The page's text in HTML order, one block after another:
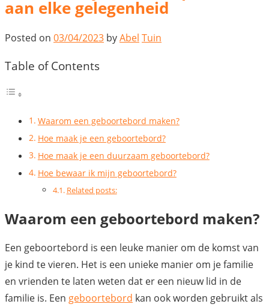
aan elke gelegenheid
Posted on 03/04/2023 byAbel Tuin
Table of Contents
Waarom een geboortebord maken?
Hoe maak je een geboortebord?
Hoe maak je een duurzaam geboortebord?
Hoe bewaar ik mijn geboortebord?
Related posts:
Waarom een geboortebord maken?
Een geboortebord is een leuke manier om de komst van
je kind te vieren. Het is een unieke manier om je familie
en vrienden te laten weten dat er een nieuw lid in de
familie is. Een geboortebord kan ook worden gebruikt als